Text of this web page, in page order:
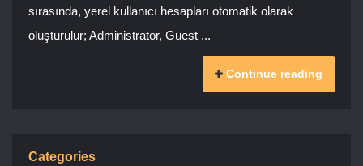
sırasında, yerel kullanıcı hesapları otomatik olarak
oluşturulur; Administrator, Guest ...
Continue reading
Categories